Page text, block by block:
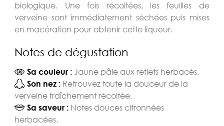
biologique. Une fois récoltées, les feuilles de
verveine sont immédiatement séchées puis mises
en macération pour obtenir cette liqueur.
Notes de dégustation
Sa couleur : Jaune pâle aux reflets herbacés.
Son nez : Retrouvez toute la douceur de la
verveine fraîchement récoltée.
Sa saveur : Notes douces citronnées
herbacées.